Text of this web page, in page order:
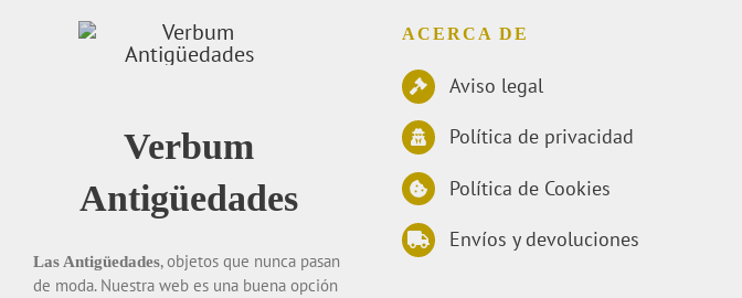
Verbum
Antigüedades
Las Antigüedades, objetos que nunca pasan
de moda. Nuestra web es una buena opción
ACERCA DE
Aviso legal
Política de privacidad
Política de Cookies
Envíos y devoluciones